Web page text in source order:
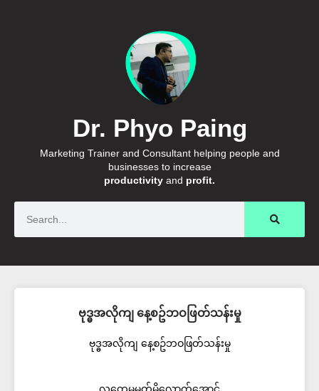
Dr. Phyo Paing
Marketing Trainer and Consultant helping people and
businesses to increase
productivity and profit.
ဗုဒ္ဓအလိုကျ နေ့စဥ်ဘဝဖြတ်သန်းမှု
ဗုဒ္ဓအလိုကျ နေ့စဥ်ဘဝဖြတ်သန်းမှု